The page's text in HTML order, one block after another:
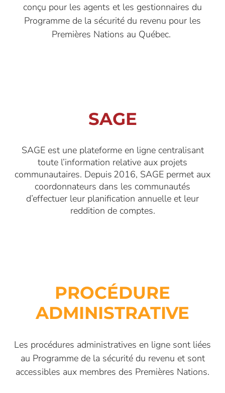
conçu pour les agents et les gestionnaires du
Programme de la sécurité du revenu pour les
Premières Nations au Québec.
SAGE
SAGE estune plateforme en ligne centralisant
toute l’information relative aux projets
communautaires. Depuis 2016, SAGE permet aux
coordonnateurs dans les communautés
d’effectuer leur planification annuelle et leur
reddition de comptes.
PROCÉDURE
ADMINISTRATIVE
Les procédures administratives en ligne sont liées
au Programme de la sécurité du revenu et sont
accessibles aux membres des Premières Nations.